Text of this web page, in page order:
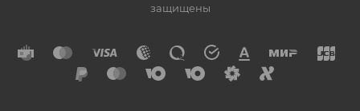
защищены